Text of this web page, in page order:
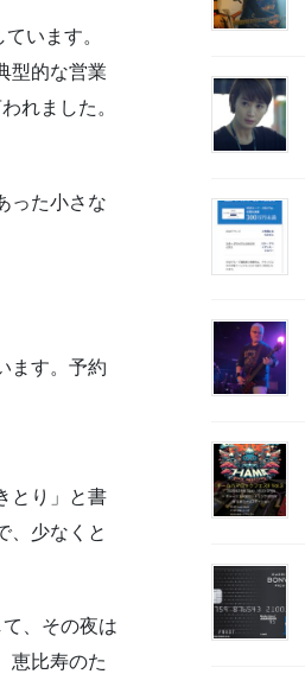
います。
型的な営業
れました。
った小さな
ます。予約
とり」と書
、少なくと
、その夜は
恵比寿のた